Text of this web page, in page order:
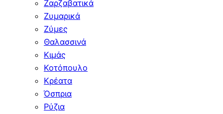
Ζαρζαβατικά
Ζυμαρικά
Ζύμες
Θαλασσινά
Κιμάς
Κοτόπουλο
Κρέατα
Όσπρια
Ρύζια